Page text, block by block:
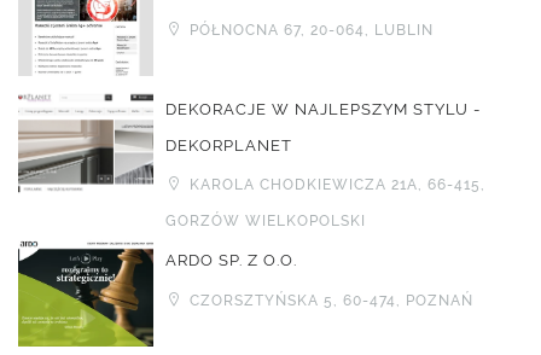
PÓŁNOCNA 67, 20-064, LUBLIN
DEKORACJE W NAJLEPSZYM STYLU -
DEKORPLANET
KAROLA CHODKIEWICZA 21A, 66-415,
GORZÓW WIELKOPOLSKI
ARDO SP. Z O.O.
CZORSZTYŃSKA 5, 60-474, POZNAŃ